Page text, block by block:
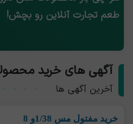
طعم تجارت آنلاین رو بچش!
آگهی های خرید
آخرین آگهی ها
خرید مفتول مس 1/38و 8